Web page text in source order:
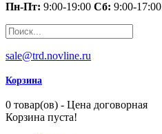
Пн-Пт: 9:00-19:00 Сб: 9:00-17:00
sale@trd.novline.ru
Корзина
0 товар(ов) - Цена договорная
Корзина пуста!